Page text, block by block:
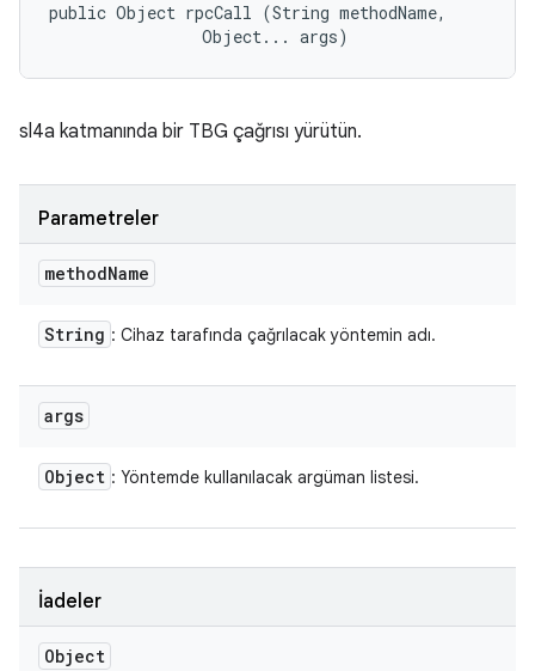
public Object rpcCall (String methodName,
                Object... args)
sl4a katmanında bir TBG çağrısı yürütün.
Parametreler
methodName
String : Cihaz tarafında çağrılacak yöntemin adı.
args
Object : Yöntemde kullanılacak argüman listesi.
İadeler
Object